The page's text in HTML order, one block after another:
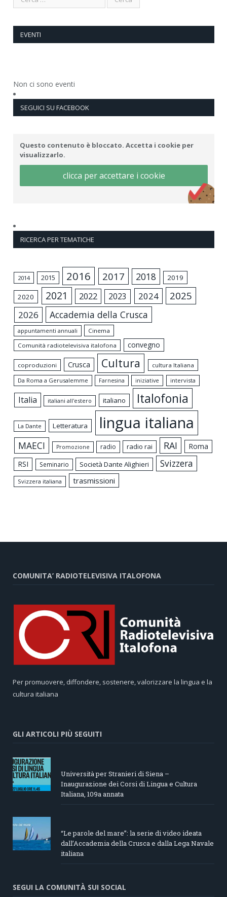
EVENTI
Non ci sono eventi
SEGUICI SU FACEBOOK
Questo contenuto è bloccato. Accetta i cookie per
visualizzarlo.
clicca per accettare i cookie
RICERCA PER TEMATICHE
2014 2015 2016 2017 2018 2019
2020 2021 2022 2023 2024 2025
2026 Accademia della Crusca
appuntamenti annuali
Cinema
Comunità radiotelevisiva italofona
convegno
coproduzioni Crusca Cultura
cultura Italiana
Da Roma a Gerusalemme
Farnesina iniziative intervista
Italia italiani all'estero italiano Italofonia
La Dante Letteratura lingua italiana
MAECI Promozione radio radio rai RAI
Roma
RSI
Seminario Società Dante Alighieri Svizzera
Svizzera italiana trasmissioni
COMUNITA’ RADIOTELEVISIVA ITALOFONA
Per promuovere, diffondere, sostenere, valorizzare la lingua e la
cultura italiana
GLI ARTICOLI PIÙ SEGUITI
Università per Stranieri di Siena –
Inaugurazione dei Corsi di Lingua e Cultura
Italiana, 109a annata
“Le parole del mare”: la serie di video ideata
dall’Accademia della Crusca e dalla Lega Navale
italiana
SEGUI LA COMUNITÀ SUI SOCIAL